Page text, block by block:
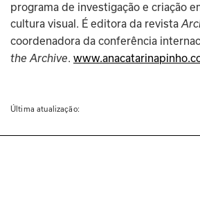
programa de investigação e criação
cultura visual. É editora da revista
coordenadora da conferência
the Archive.
Última atualização: